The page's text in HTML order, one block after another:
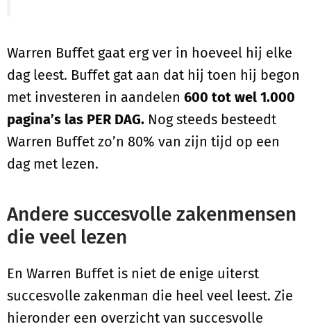
Warren Buffet gaat erg ver in hoeveel hij elke
dag leest. Buffet gat aan dat hij toen hij begon
met investeren in aandelen 600 tot wel 1.000
pagina’s las PER DAG. Nog steeds besteedt
Warren Buffet zo’n 80% van zijn tijd op een
dag met lezen.
Andere succesvolle zakenmensen
die veel lezen
En Warren Buffet is niet de enige uiterst
succesvolle zakenman die heel veel leest. Zie
hieronder een overzicht van succesvolle